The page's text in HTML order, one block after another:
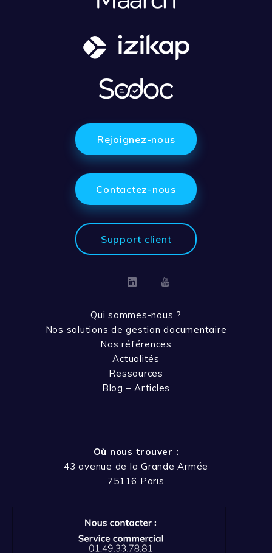
Rejoignez-nous
Contactez-nous
Support client
LinkedinYoutube
Qui sommes-nous ?
Nos solutions de gestion documentaire
Nos références
Actualités
Ressources
Blog – Articles
Où nous trouver :
43 avenue de la Grande Armée
75116 Paris